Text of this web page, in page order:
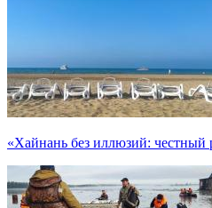
«Хайнань без иллюзий: честный